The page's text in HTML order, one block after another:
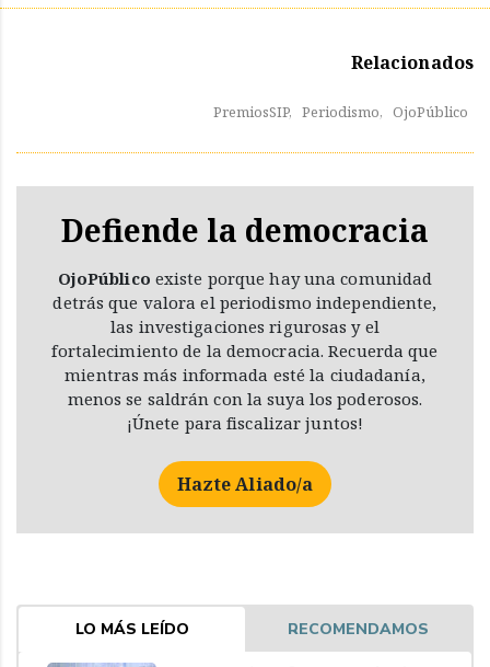
Relacionados
PremiosSIP, Periodismo, OjoPúblico
Defiende la democracia
OjoPúblico existe porque hay una comunidad
detrás que valora el periodismo independiente,
las investigaciones rigurosas y el
fortalecimiento de la democracia. Recuerda que
mientras más informada esté la ciudadanía,
menos se saldrán con la suya los poderosos.
¡Únete para fiscalizar juntos!
Hazte Aliado/a
LO MÁS LEÍDO RECOMENDAMOS